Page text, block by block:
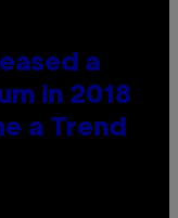
a
in 2018
a Trend